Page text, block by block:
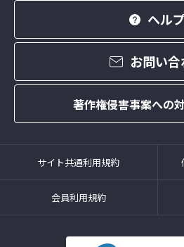
ヘルプ
お問い合
著作権侵害事案への
サイト共通利用規約
会員利用規約